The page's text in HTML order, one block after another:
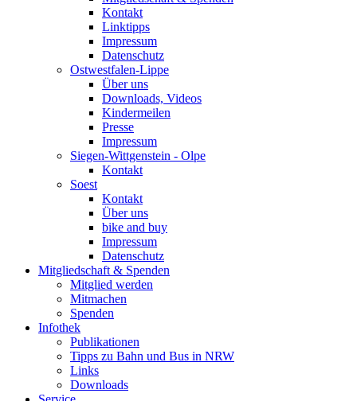
Kontakt
Linktipps
Impressum
Datenschutz
Ostwestfalen-Lippe
Über uns
Downloads, Videos
Kindermeilen
Presse
Impressum
Siegen-Wittgenstein - Olpe
Kontakt
Soest
Kontakt
Über uns
bike and buy
Impressum
Datenschutz
Mitgliedschaft & Spenden
Mitglied werden
Mitmachen
Spenden
Infothek
Publikationen
Tipps zu Bahn und Bus in NRW
Links
Downloads